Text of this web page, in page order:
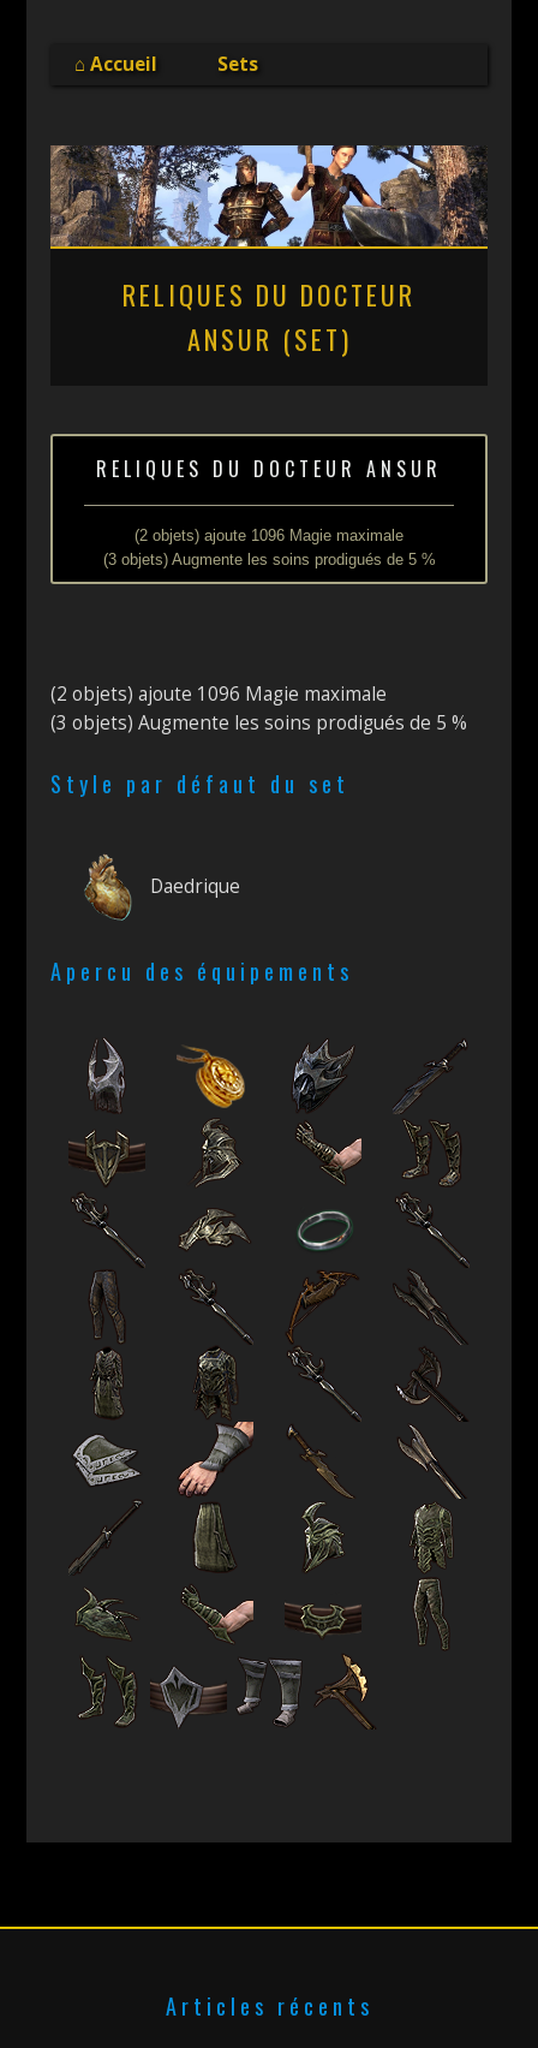
⌂ Accueil Sets
RELIQUES DU DOCTEUR
ANSUR (SET)
RELIQUES DU DOCTEUR ANSUR
(2 objets) ajoute 1096 Magie maximale
(3 objets) Augmente les soins prodigués de 5 %
(2 objets) ajoute 1096 Magie maximale
(3 objets) Augmente les soins prodigués de 5 %
Style par défaut du set
Daedrique
Apercu des équipements
Articles récents